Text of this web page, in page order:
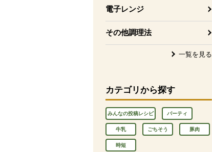
電子レンジ
その他調理法
一覧を見る
カテゴリから探す
みんなの投稿レシピ パーティ
牛乳 ごちそう 豚肉
時短